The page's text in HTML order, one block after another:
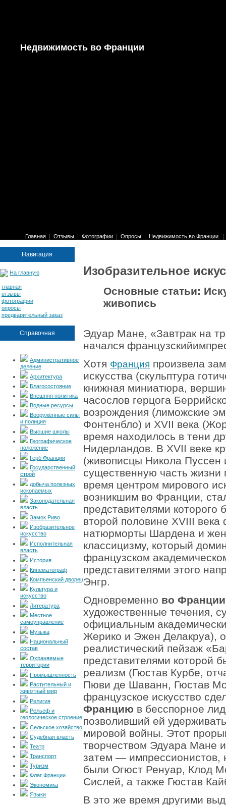
Недвижимость во Франции
Главная Отзывы Фотографии Опросы Недвижимость во Франции
Навигация
На главную
главная
отзывы
фотографии
опросы
предварительный заказ
Справочная
Административное
деление
Архитектура
Благосостояние
Внешняя политика
Водные ресурсы
Вооружённые силы
и полиция
Высшие школы
Географическое
положение
Герб Франции
Государственный
строй
добыча полезных
ископаемых
Законодательная
власть
Замок Риво
Изобразительное
искусство
Исполнительная
власть
История
Кинематограф
Компьенский дворец
Культура и
искусство
Литература
Местное
самоуправление
Музыка
Национальный
состав
Охраняемые
территории
Промышленность
Растительный и
животный мир
Религия
Рельеф и
геологическое строение
Сельское хозяйство
Судебная власть
Театр
Транспорт
Туризм
Флаг Франции
Экономика
Языки
Изобразительное
Основные статьи:
живопись
Эдуар Мане, «Завтрак на
начался
Хотя Франция произвела
искусства (скульптура
книжная миниатюра,
часослов герцога
возрождения (лиможские
Фонтенбло) и XVII века
время находилось в тени
Нидерландов. В XVII веке
(живописцы Никола
существенную часть жизни
время центром мирового
возникшим во Франции,
представителями
второй половине XVIII
натюрморты Шардена и
классицизму, который
французском
представителями этого
Энгр.
Одновременно во
художественные течения,
официальным
Жерико и Эжен Делакруа),
реалистический пейзаж
представителями
реализм (Гюстав Курбе,
Пюви де Шаванн, Гюстав
французское искусство
Францию в бесспорное
позволивший ей
мировой войны. Этот
творчеством Эдуара Мане
затем — импрессионистов,
были Огюст Ренуар, Клод
Сислей, а также Гюстав
В это же время другими